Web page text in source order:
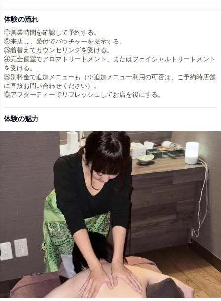
体験の流れ
①営業時間を確認して予約する。
②来店し、受付でバウチャーを提示する。
③着替えてカウンセリングを受ける。
④完全個室でアロマトリートメント、またはフェイシャルトリートメント
を受ける。
⑤別料金で追加メニューも（※追加メニュー利用の可否は、ご予約時店舗
に直接お問い合わせください）。
⑥アフターティーでリフレッシュしてお店を後にする。
体験の魅力